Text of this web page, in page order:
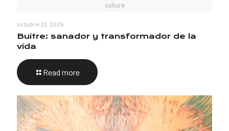
vulture
octubre 23, 2025
Buitre: sanador y transformador de la
vida
Read more